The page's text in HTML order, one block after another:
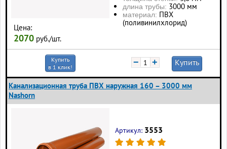
Цена:
2070 руб./шт.
длина трубы: 3000 мм
материал: ПВХ
(поливинилхлорид)
Купить
в 1 клик!
− + Купить
Канализационная труба ПВХ наружная 160 – 3000 мм
Nashorn
Артикул: 3553